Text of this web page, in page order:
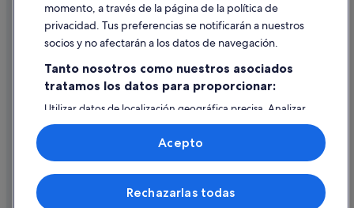
Cancelar un vuelo
Cancelar una reserva de hotel o de un alquiler vacacional
Plazos de reembolso
Utilizar un cupón de Expedia
Documentos para viajes internacionales
© 2026 Expedia, Inc., una empresa de Expedia Group. Todos los
derechos reservados. Expedia y el logotipo de Expedia son marcas
momento, a través de la página de la política de
privacidad. Tus preferencias se notificarán a nuestros
socios y no afectarán a los datos de navegación.
Tanto nosotros como nuestros asociados
tratamos los datos para proporcionar:
Utilizar datos de localización geográfica precisa. Analizar
activamente las características del dispositivo para su
identificación. Almacenar la información en un dispositivo
y/o acceder a ella. Publicidad y contenido personalizados,
medición de publicidad y contenido, investigación de
audiencia y desarrollo de servicios.
Lista de asociados (proveedores)
Rechazarlas todas
Acepto